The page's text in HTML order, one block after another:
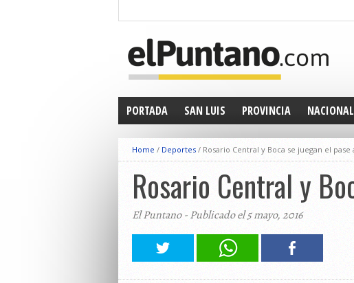
PORTADA SAN LUIS PROVINCIA NACIONAL
Home / Deportes / Rosario Central y Boca se juegan el
Rosario Central y
El Puntano - Publicado el 5 mayo, 2016